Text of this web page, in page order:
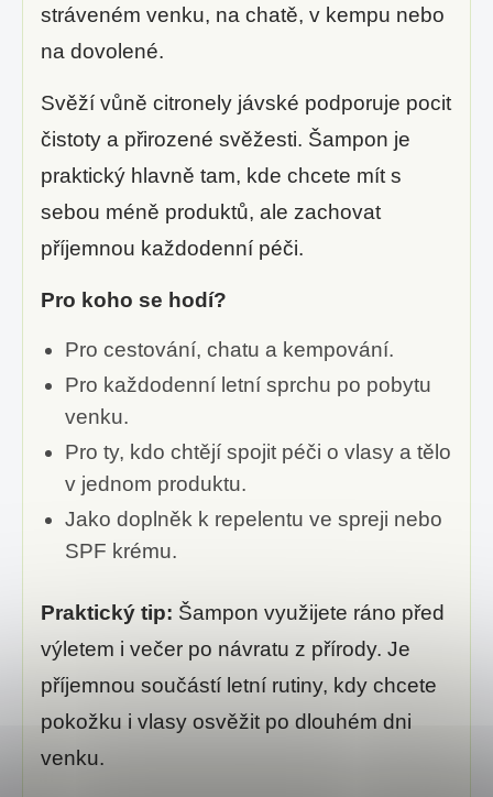
stráveném venku, na chatě, v kempu nebo
na dovolené.
Svěží vůně citronely jávské podporuje pocit
čistoty a přirozené svěžesti. Šampon je
praktický hlavně tam, kde chcete mít s
sebou méně produktů, ale zachovat
příjemnou každodenní péči.
Pro koho se hodí?
Pro cestování, chatu a kempování.
Pro každodenní letní sprchu po pobytu
venku.
Pro ty, kdo chtějí spojit péči o vlasy a tělo
v jednom produktu.
Jako doplněk k repelentu ve spreji nebo
SPF krému.
Praktický tip: Šampon využijete ráno před
výletem i večer po návratu z přírody. Je
příjemnou součástí letní rutiny, kdy chcete
pokožku i vlasy osvěžit po dlouhém dni
venku.